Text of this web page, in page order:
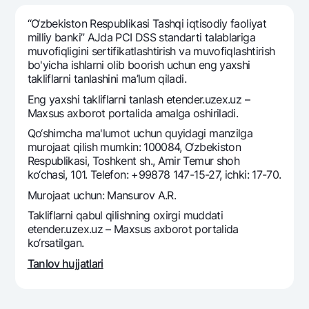
Hamma uchun USD uchun
Talab qilib olinguncha USD
Oltin omonat
NBU’dan oltin quymalar
Kumush omonat
UzCard/HUMO
Visa
Visa FIFA
Mastercard
Ish haqi
Eskrou hisobvarag‘i
Tariflar
Aksiyalar
Milliy mobil ilovasi
Ko'p beriladigan savollar
Sayt bo‘yicha qidiring
Qidirish
Foydali havolalar
“O‘zbеkiston Rеspublikasi Tashqi iqtisodiy faoliyat
milliy banki” AJda PCI DSS standarti talablariga
muvofiqligini sertifikatlashtirish va muvofiqlashtirish
bo'yicha ishlarni olib boorish uchun eng yaxshi
takliflarni tanlashini ma’lum qiladi.
Eng yaxshi takliflarni tanlash etender.uzex.uz –
Maxsus axborot portalida amalga oshiriladi.
Qo‘shimcha ma'lumot uchun quyidagi manzilga
murojaat qilish mumkin: 100084, O‘zbekiston
Respublikasi, Toshkent sh., Amir Temur shoh
ko‘chasi, 101. Telefon: +99878 147-15-27, ichki: 17-70.
Murojaat uchun: Mansurov A.R.
Takliflarni qabul qilishning oxirgi muddati
etender.uzex.uz – Maxsus axborot portalida
ko‘rsatilgan.
Tanlov hujjatlari